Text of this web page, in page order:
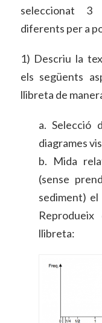
seleccionat 3
diferents per a
1) Descriu la
els següents
llibreta de
a. Selecció
diagrames
b. Mida
(sense
sediment)
llibreta: